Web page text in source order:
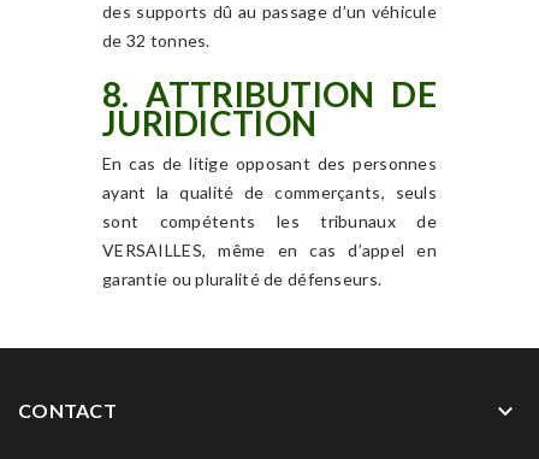
des supports dû au passage d’un véhicule
de 32 tonnes.
8. ATTRIBUTION DE
JURIDICTION
En cas de litige opposant des personnes
ayant la qualité de commerçants, seuls
sont compétents les tribunaux de
VERSAILLES, même en cas d’appel en
garantie ou pluralité de défenseurs.
CONTACT keyboard_arrow_down